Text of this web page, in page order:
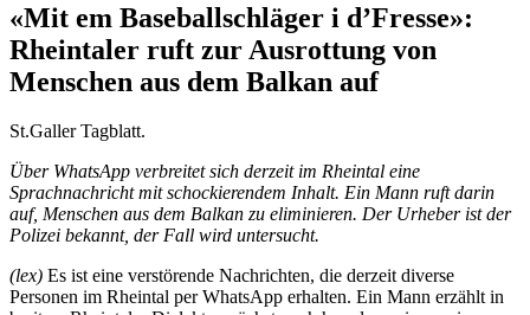
«Mit em Baseballschläger i d’Fresse»:
Rheintaler ruft zur Ausrottung von
Menschen aus dem Balkan auf
St.Galler Tagblatt.
Über WhatsApp verbreitet sich derzeit im Rheintal eine
Sprachnachricht mit schockierendem Inhalt. Ein Mann ruft darin
auf, Menschen aus dem Balkan zu eliminieren. Der Urheber ist der
Polizei bekannt, der Fall wird untersucht.
(lex) Es ist eine verstörende Nachrichten, die derzeit diverse
Personen im Rheintal per WhatsApp erhalten. Ein Mann erzählt in